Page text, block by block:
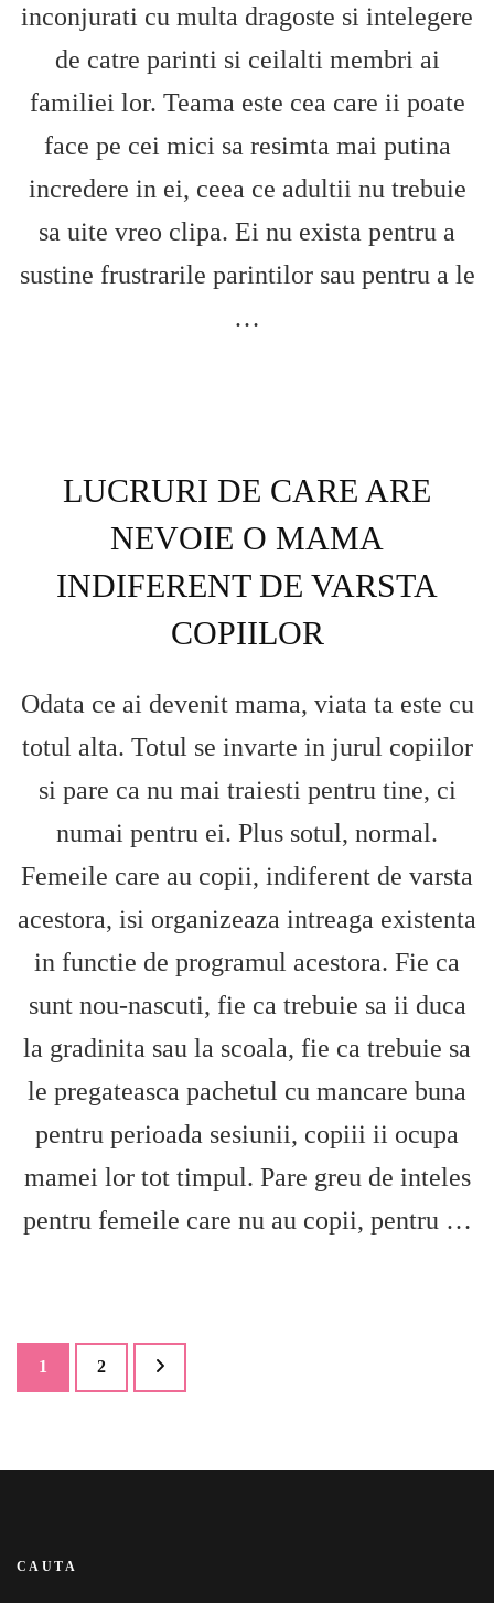
inconjurati cu multa dragoste si intelegere
de catre parinti si ceilalti membri ai
familiei lor. Teama este cea care ii poate
face pe cei mici sa resimta mai putina
incredere in ei, ceea ce adultii nu trebuie
sa uite vreo clipa. Ei nu exista pentru a
sustine frustrarile parintilor sau pentru a le
…
LUCRURI DE CARE ARE
NEVOIE O MAMA
INDIFERENT DE VARSTA
COPIILOR
Odata ce ai devenit mama, viata ta este cu
totul alta. Totul se invarte in jurul copiilor
si pare ca nu mai traiesti pentru tine, ci
numai pentru ei. Plus sotul, normal.
Femeile care au copii, indiferent de varsta
acestora, isi organizeaza intreaga existenta
in functie de programul acestora. Fie ca
sunt nou-nascuti, fie ca trebuie sa ii duca
la gradinita sau la scoala, fie ca trebuie sa
le pregateasca pachetul cu mancare buna
pentru perioada sesiunii, copiii ii ocupa
mamei lor tot timpul. Pare greu de inteles
pentru femeile care nu au copii, pentru …
Paginație
articole
Pagină
1 Pagină
2
CAUTA